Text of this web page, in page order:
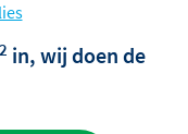
2 in, wij doen de